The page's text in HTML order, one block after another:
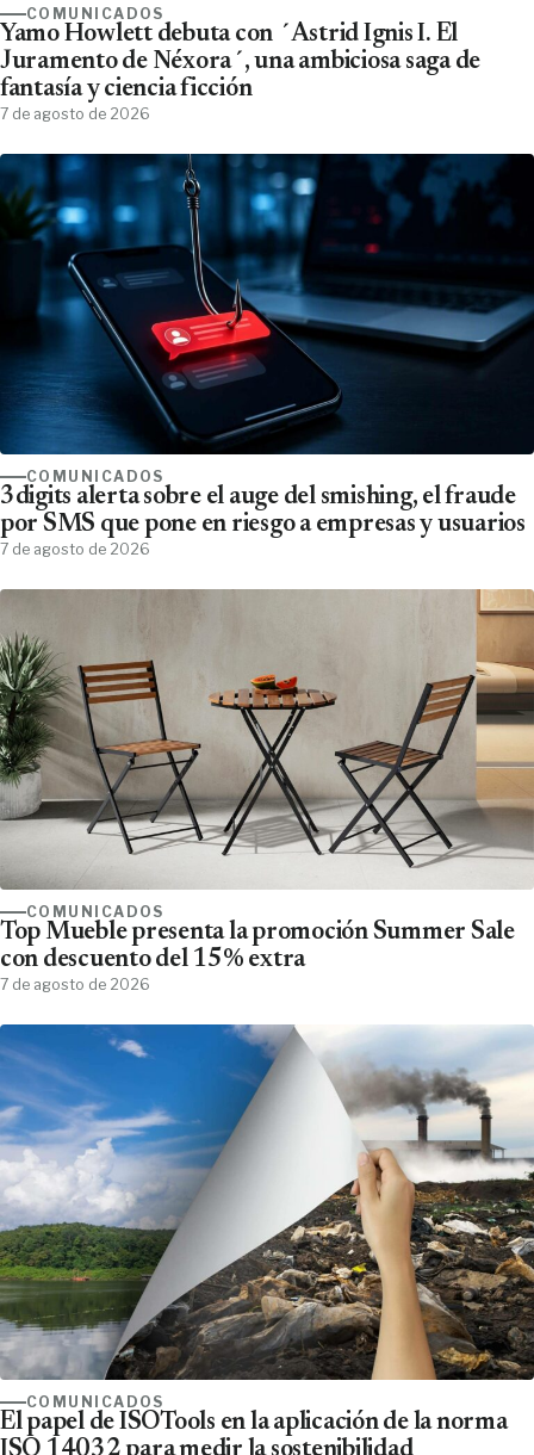
COMUNICADOS
Yamo Howlett debuta con ´Astrid Ignis I. El
Juramento de Néxora´, una ambiciosa saga de
fantasía y ciencia ficción
7 de agosto de 2026
COMUNICADOS
3digits alerta sobre el auge del smishing, el fraude
por SMS que pone en riesgo a empresas y usuarios
7 de agosto de 2026
COMUNICADOS
Top Mueble presenta la promoción Summer Sale
con descuento del 15% extra
7 de agosto de 2026
COMUNICADOS
El papel de ISOTools en la aplicación de la norma